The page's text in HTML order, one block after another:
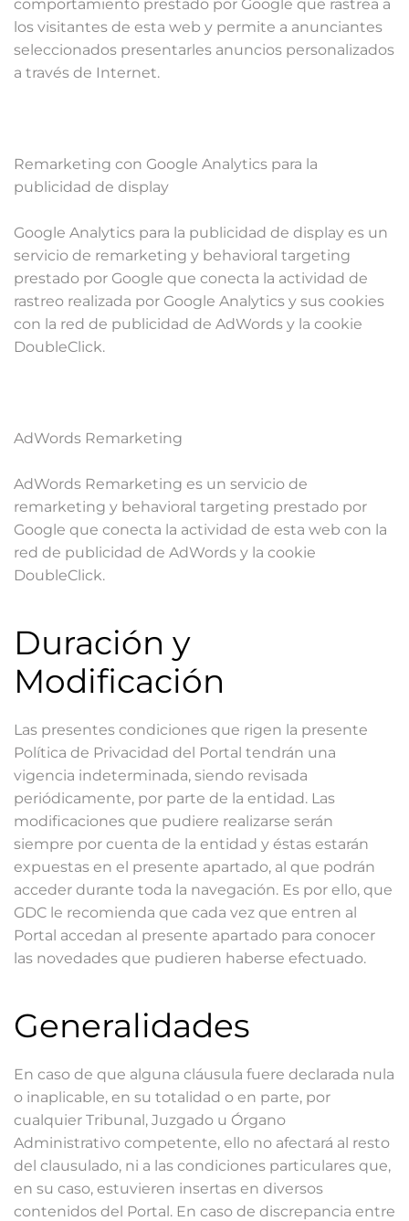
comportamiento prestado por Google que rastrea a
los visitantes de esta web y permite a anunciantes
seleccionados presentarles anuncios personalizados
a través de Internet.
Remarketing con Google Analytics para la
publicidad de display
Google Analytics para la publicidad de display es un
servicio de remarketing y behavioral targeting
prestado por Google que conecta la actividad de
rastreo realizada por Google Analytics y sus cookies
con la red de publicidad de AdWords y la cookie
DoubleClick.
AdWords Remarketing
AdWords Remarketing es un servicio de
remarketing y behavioral targeting prestado por
Google que conecta la actividad de esta web con la
red de publicidad de AdWords y la cookie
DoubleClick.
Duración y
Modificación
Las presentes condiciones que rigen la presente
Política de Privacidad del Portal tendrán una
vigencia indeterminada, siendo revisada
periódicamente, por parte de la entidad. Las
modificaciones que pudiere realizarse serán
siempre por cuenta de la entidad y éstas estarán
expuestas en el presente apartado, al que podrán
acceder durante toda la navegación. Es por ello, que
GDC le recomienda que cada vez que entren al
Portal accedan al presente apartado para conocer
las novedades que pudieren haberse efectuado.
Generalidades
En caso de que alguna cláusula fuere declarada nula
o inaplicable, en su totalidad o en parte, por
cualquier Tribunal, Juzgado u Órgano
Administrativo competente, ello no afectará al resto
del clausulado, ni a las condiciones particulares que,
en su caso, estuvieren insertas en diversos
contenidos del Portal. En caso de discrepancia entre